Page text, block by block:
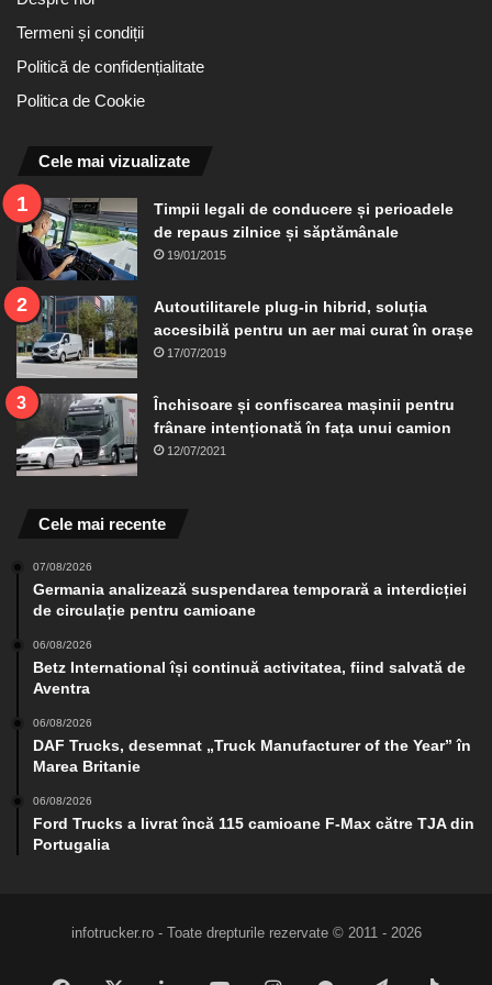
Termeni și condiții
Politică de confidențialitate
Politica de Cookie
Cele mai vizualizate
Timpii legali de conducere și perioadele
de repaus zilnice și săptămânale
19/01/2015
Autoutilitarele plug-in hibrid, soluția
accesibilă pentru un aer mai curat în orașe
17/07/2019
Închisoare și confiscarea mașinii pentru
frânare intenționată în fața unui camion
12/07/2021
Cele mai recente
07/08/2026
Germania analizează suspendarea temporară a interdicției
de circulație pentru camioane
06/08/2026
Betz International își continuă activitatea, fiind salvată de
Aventra
06/08/2026
DAF Trucks, desemnat „Truck Manufacturer of the Year” în
Marea Britanie
06/08/2026
Ford Trucks a livrat încă 115 camioane F-Max către TJA din
Portugalia
infotrucker.ro - Toate drepturile rezervate © 2011 - 2026